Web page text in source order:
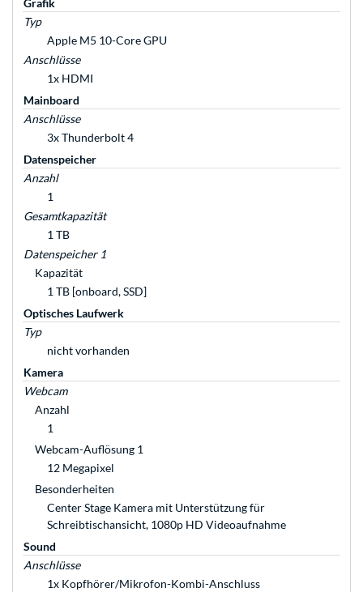
Grafik
Typ
Apple M5 10-Core GPU
Anschlüsse
1x HDMI
Mainboard
Anschlüsse
3x Thunderbolt 4
Datenspeicher
Anzahl
1
Gesamtkapazität
1 TB
Datenspeicher 1
Kapazität
1 TB [onboard, SSD]
Optisches Laufwerk
Typ
nicht vorhanden
Kamera
Webcam
Anzahl
1
Webcam-Auflösung 1
12 Megapixel
Besonderheiten
Center Stage Kamera mit Unterstützung für
Schreibtischansicht, 1080p HD Video­auf­nahme
Sound
Anschlüsse
1x Kopfhörer/Mikrofon-Kombi-Anschluss